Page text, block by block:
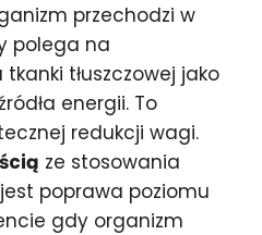
przechodzi w
polega na
tłuszczowej jako
energii. To
redukcji wagi.
ze stosowania
poprawa poziomu
gdy organizm